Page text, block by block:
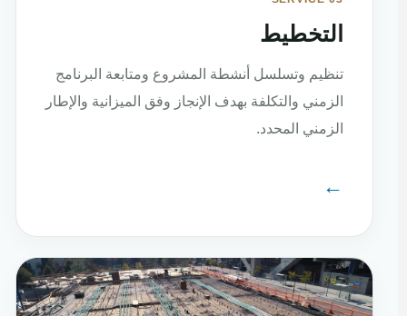
التخطيط
تنظيم وتسلسل أنشطة المشروع ومتابعة البرنامج
الزمني والتكلفة بهدف الإنجاز وفق الميزانية والإطار
الزمني المحدد.
←